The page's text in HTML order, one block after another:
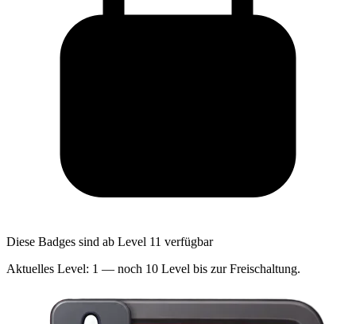
Diese Badges sind ab Level 11 verfügbar
Aktuelles Level: 1 — noch 10 Level bis zur Freischaltung.